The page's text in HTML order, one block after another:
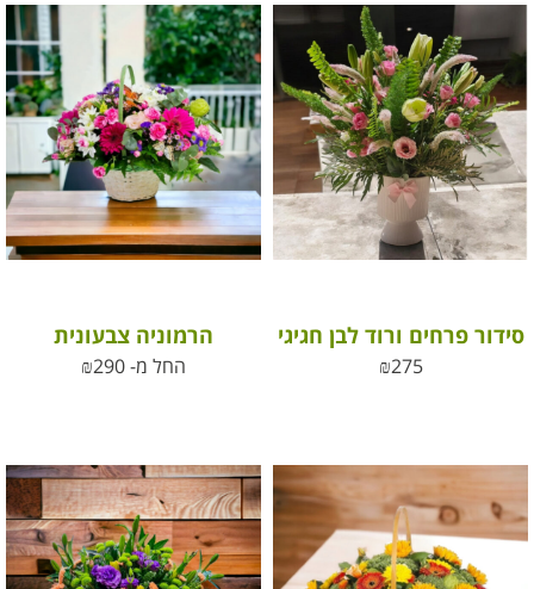
סידור פרחים ורוד לבן חגיגי
₪275
הרמוניה צבעונית
החל מ- ₪290